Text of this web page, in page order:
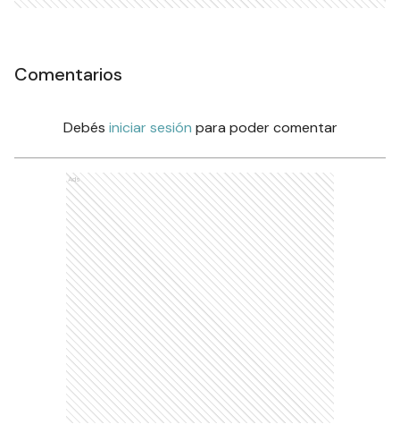
Comentarios
Debés iniciar sesión para poder comentar
Ads